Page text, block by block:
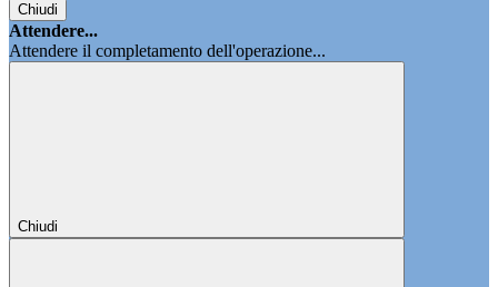
Chiudi
Attendere...
Attendere il completamento dell'operazione...
Chiudi